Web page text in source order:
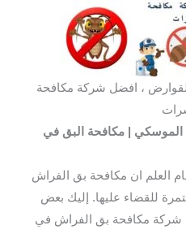
، افضل شركة مكافحة
الموسكي
| مكافحة البق في
العلم ان مكافحة بق الفراش
للقضاء عليها. إليك بعض
شركة مكافحة بق الفراش في